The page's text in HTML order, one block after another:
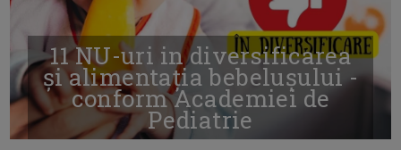
11 NU-uri in diversificarea
și alimentația bebelușului -
conform Academiei de
Pediatrie